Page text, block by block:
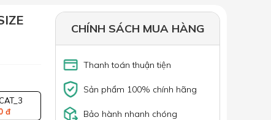
đ
CHÍNH SÁCH MUA HÀNG
Thanh toán thuận tiện
Sản phẩm 100% chính hãng
Bảo hành nhanh chóng